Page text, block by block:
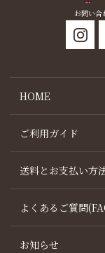
お問い合
HOME
ご利用ガイド
送料とお支払い方
よくあるご質問
お知らせ